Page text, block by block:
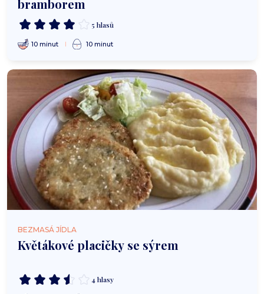
bramborem
5 hlasů
10 minut 10 minut
BEZMASÁ JÍDLA
Květákové placičky se sýrem
4 hlasy